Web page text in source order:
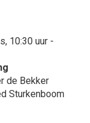
10:30 uur -
de Bekker
Sturkenboom